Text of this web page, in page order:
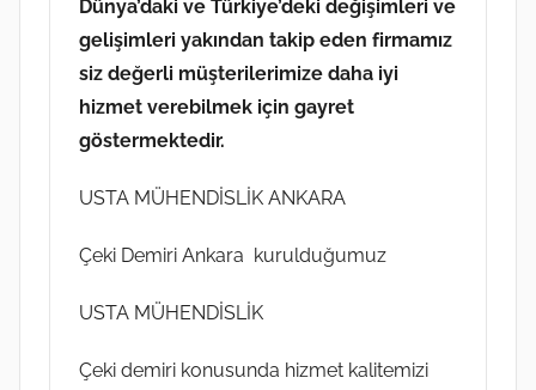
Dünya’daki ve Türkiye’deki değişimleri ve
gelişimleri yakından takip eden firmamız
siz değerli müşterilerimize daha iyi
hizmet verebilmek için gayret
göstermektedir.
USTA MÜHENDİSLİK ANKARA
Çeki Demiri Ankara kurulduğumuz
USTA MÜHENDİSLİK
Çeki demiri konusunda hizmet kalitemizi